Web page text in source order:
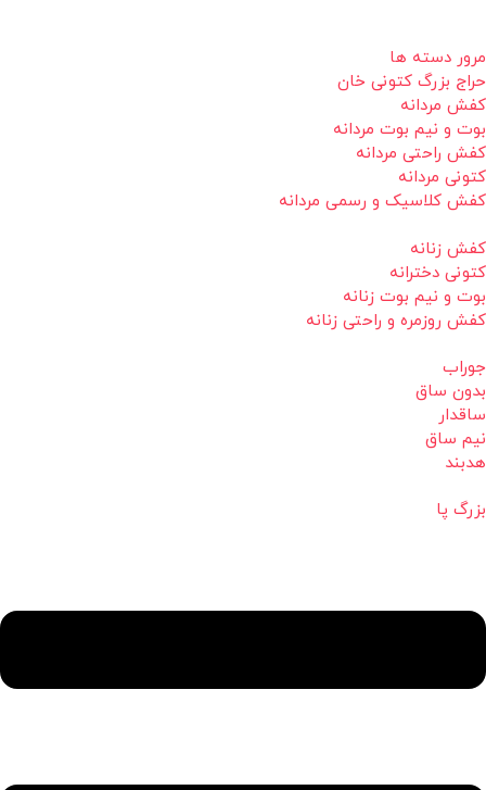
مرور دسته ها
حراج بزرگ کتونی خان
کفش مردانه
بوت و نیم بوت مردانه
کفش راحتی مردانه
کتونی مردانه
کفش کلاسیک و رسمی مردانه
کفش زنانه
کتونی دخترانه
بوت و نیم بوت زنانه
کفش روزمره و راحتی زنانه
جوراب
بدون ساق
ساقدار
نیم ساق
هدبند
بزرگ پا